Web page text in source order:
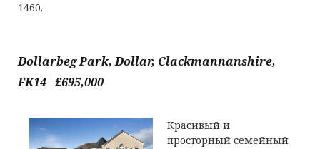
1460.
Dollarbeg Park, Dollar, Clackmannanshire,
FK14 £695,000
Красивый и
просторный семейный